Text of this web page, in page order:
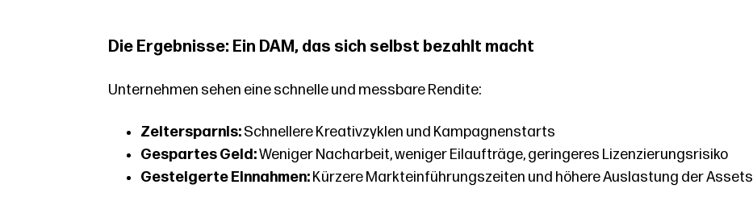
Die Ergebnisse: Ein DAM, das sich selbst bezahlt macht
Unternehmen sehen eine schnelle und messbare Rendite:
Zeitersparnis:Schnellere Kreativzyklen und Kampagnenstarts
Gespartes Geld:Weniger Nacharbeit, weniger Eilaufträge, geringeres Lizenzierungsrisiko
Gesteigerte Einnahmen:Kürzere Markteinführungszeiten und höhere Auslastung der Assets